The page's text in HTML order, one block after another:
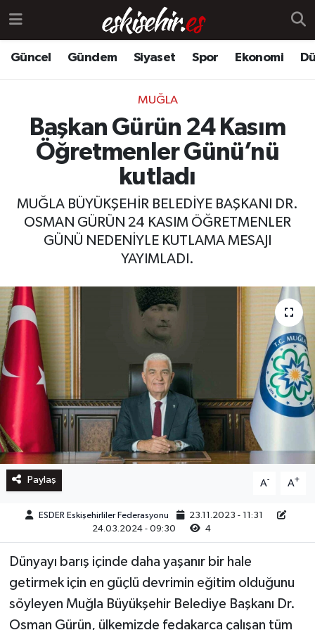
Güncel Gündem Siyaset Spor Ekonomi
MUĞLA
Başkan Gürün 24 Kasım
Öğretmenler Günü’nü
kutladı
MUĞLA BÜYÜKŞEHİR BELEDİYE BAŞKANI DR.
OSMAN GÜRÜN 24 KASIM ÖĞRETMENLER
GÜNÜ NEDENİYLE KUTLAMA MESAJI
YAYIMLADI.
Paylaş A- A+
ESDER Eskişehirliler Federasyonu
23.11.2023 - 11:31
24.03.2024 - 09:30
4
Dünyayı barış içinde daha yaşanır bir hale
getirmek için en güçlü devrimin eğitim olduğunu
söyleyen Muğla Büyükşehir Belediye Başkanı Dr.
Osman Gürün, ülkemizde fedakarca çalışan tüm